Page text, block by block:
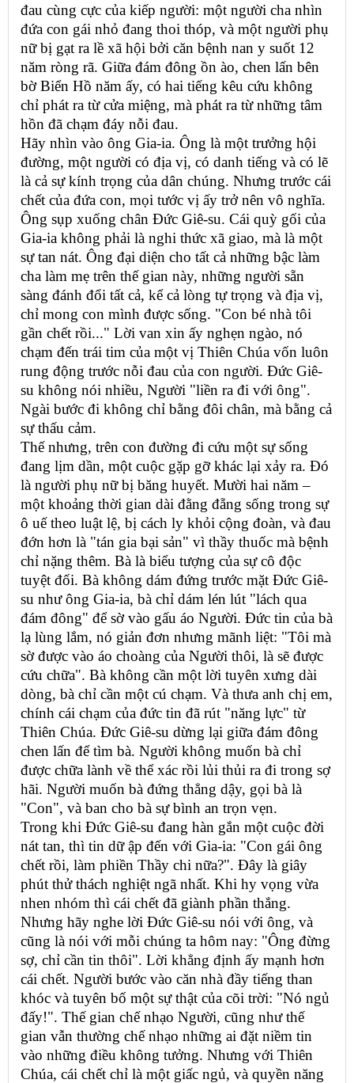
đau cùng cực của kiếp người: một người cha nhìn
đứa con gái nhỏ đang thoi thóp, và một người phụ
nữ bị gạt ra lề xã hội bởi căn bệnh nan y suốt 12
năm ròng rã. Giữa đám đông ồn ào, chen lấn bên
bờ Biển Hồ năm ấy, có hai tiếng kêu cứu không
chỉ phát ra từ cửa miệng, mà phát ra từ những tâm
hồn đã chạm đáy nỗi đau.
Hãy nhìn vào ông Gia-ia. Ông là một trưởng hội
đường, một người có địa vị, có danh tiếng và có lẽ
là cả sự kính trọng của dân chúng. Nhưng trước cái
chết của đứa con, mọi tước vị ấy trở nên vô nghĩa.
Ông sụp xuống chân Đức Giê-su. Cái quỳ gối của
Gia-ia không phải là nghi thức xã giao, mà là một
sự tan nát. Ông đại diện cho tất cả những bậc làm
cha làm mẹ trên thế gian này, những người sẵn
sàng đánh đổi tất cả, kể cả lòng tự trọng và địa vị,
chỉ mong con mình được sống. "Con bé nhà tôi
gần chết rồi..." Lời van xin ấy nghẹn ngào, nó
chạm đến trái tim của một vị Thiên Chúa vốn luôn
rung động trước nỗi đau của con người. Đức Giê-
su không nói nhiều, Người "liền ra đi với ông".
Ngài bước đi không chỉ bằng đôi chân, mà bằng cả
sự thấu cảm.
Thế nhưng, trên con đường đi cứu một sự sống
đang lịm dần, một cuộc gặp gỡ khác lại xảy ra. Đó
là người phụ nữ bị băng huyết. Mười hai năm –
một khoảng thời gian dài đằng đẵng sống trong sự
ô uế theo luật lệ, bị cách ly khỏi cộng đoàn, và đau
đớn hơn là "tán gia bại sản" vì thầy thuốc mà bệnh
chỉ nặng thêm. Bà là biểu tượng của sự cô độc
tuyệt đối. Bà không dám đứng trước mặt Đức Giê-
su như ông Gia-ia, bà chỉ dám lén lút "lách qua
đám đông" để sờ vào gấu áo Người. Đức tin của bà
lạ lùng lắm, nó giản đơn nhưng mãnh liệt: "Tôi mà
sờ được vào áo choàng của Người thôi, là sẽ được
cứu chữa". Bà không cần một lời tuyên xưng dài
dòng, bà chỉ cần một cú chạm. Và thưa anh chị em,
chính cái chạm của đức tin đã rút "năng lực" từ
Thiên Chúa. Đức Giê-su dừng lại giữa đám đông
chen lấn để tìm bà. Người không muốn bà chỉ
được chữa lành về thể xác rồi lủi thủi ra đi trong sợ
hãi. Người muốn bà đứng thẳng dậy, gọi bà là
"Con", và ban cho bà sự bình an trọn vẹn.
Trong khi Đức Giê-su đang hàn gắn một cuộc đời
nát tan, thì tin dữ ập đến với Gia-ia: "Con gái ông
chết rồi, làm phiền Thầy chi nữa?". Đây là giây
phút thử thách nghiệt ngã nhất. Khi hy vọng vừa
nhen nhóm thì cái chết đã giành phần thắng.
Nhưng hãy nghe lời Đức Giê-su nói với ông, và
cũng là nói với mỗi chúng ta hôm nay: "Ông đừng
sợ, chỉ cần tin thôi". Lời khẳng định ấy mạnh hơn
cái chết. Người bước vào căn nhà đầy tiếng than
khóc và tuyên bố một sự thật của cõi trời: "Nó ngủ
đấy!". Thế gian chế nhạo Người, cũng như thế
gian vẫn thường chế nhạo những ai đặt niềm tin
vào những điều không tưởng. Nhưng với Thiên
Chúa, cái chết chỉ là một giấc ngủ, và quyền năng